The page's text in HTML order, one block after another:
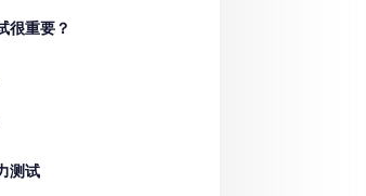
很重要？
测试